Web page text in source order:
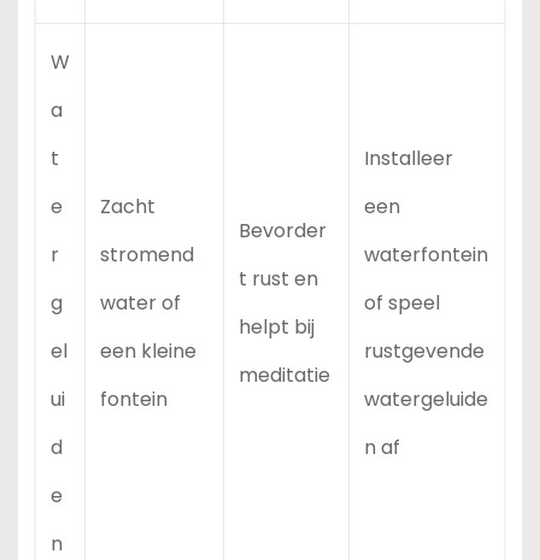
W
a
t
e
r
g
el
ui
d
e
n
Zacht
stromend
water of
een kleine
fontein
Bevorder
t rust en
helpt bij
meditatie
Installeer
een
waterfontein
of speel
rustgevende
watergeluide
n af